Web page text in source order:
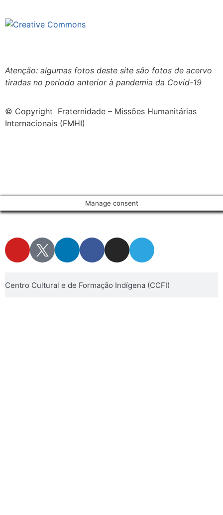
Atenção: algumas fotos deste site são fotos de acervo
tiradas no período anterior à pandemia da Covid-19
© Copyright Fraternidade – Missões Humanitárias
Internacionais (FMHI)
Manage consent